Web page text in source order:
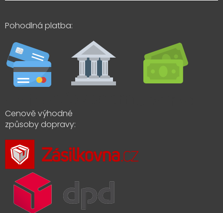
Pohodlná platba:
Cenově výhodné
způsoby dopravy: